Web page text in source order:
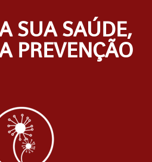
SUA SAÚDE,
PREVENÇÃO